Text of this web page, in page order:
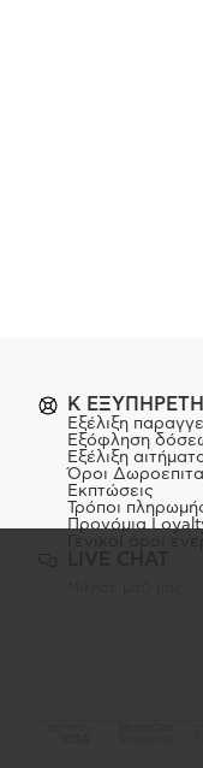
K
Εξέλιξη
Εξόφληση
Εξέλιξη
Όροι
Εκπτώσεις
Τρόποι
Προνόμια